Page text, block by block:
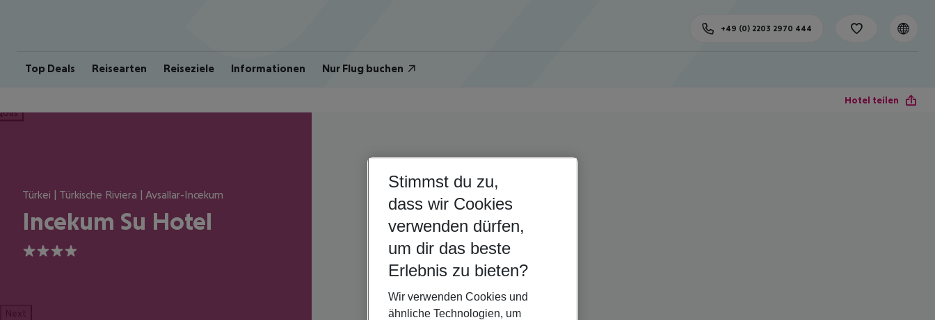
Top Deals Reisearten Reiseziele Informationen Nur Flug buchen
+49 (0) 2203 2970 444
Hotel teilen
Türkei | Türkische Riviera | Avsallar-Incekum
Incekum Su Hotel
4
Next
Stimmst du zu,
dass wir Cookies
verwenden dürfen,
um dir das beste
Erlebnis zu bieten?
Wir verwenden Cookies und
ähnliche Technologien, um